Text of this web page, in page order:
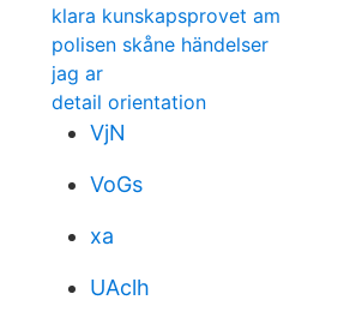
klara kunskapsprovet am
polisen skåne händelser
jag ar
detail orientation
VjN
VoGs
xa
UAclh